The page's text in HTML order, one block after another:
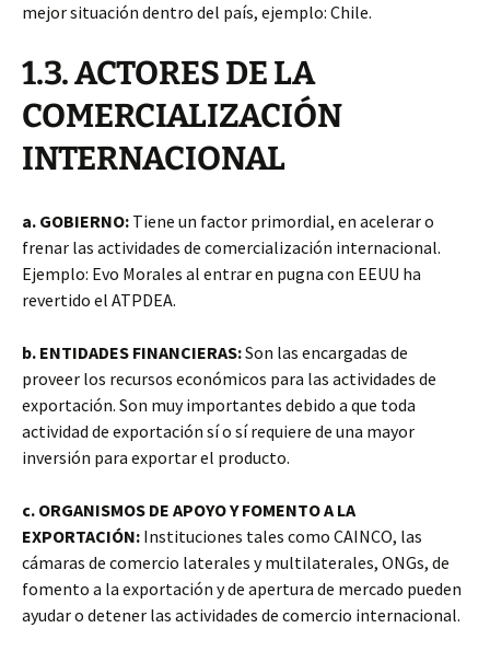
mejor situación dentro del país, ejemplo: Chile.
1.3. ACTORES DE LA
COMERCIALIZACIÓN
INTERNACIONAL
a. GOBIERNO: Tiene un factor primordial, en acelerar o
frenar las actividades de comercialización internacional.
Ejemplo: Evo Morales al entrar en pugna con EEUU ha
revertido el ATPDEA.
b. ENTIDADES FINANCIERAS:Son las encargadas de
proveer los recursos económicos para las actividades de
exportación. Son muy importantes debido a que toda
actividad de exportación sí o sí requiere de una mayor
inversión para exportar el producto.
c. ORGANISMOS DE APOYO Y FOMENTO A LA
EXPORTACIÓN: Instituciones tales como CAINCO, las
cámaras de comercio laterales y multilaterales, ONGs, de
fomento a la exportación y de apertura de mercado pueden
ayudar o detener las actividades de comercio internacional.